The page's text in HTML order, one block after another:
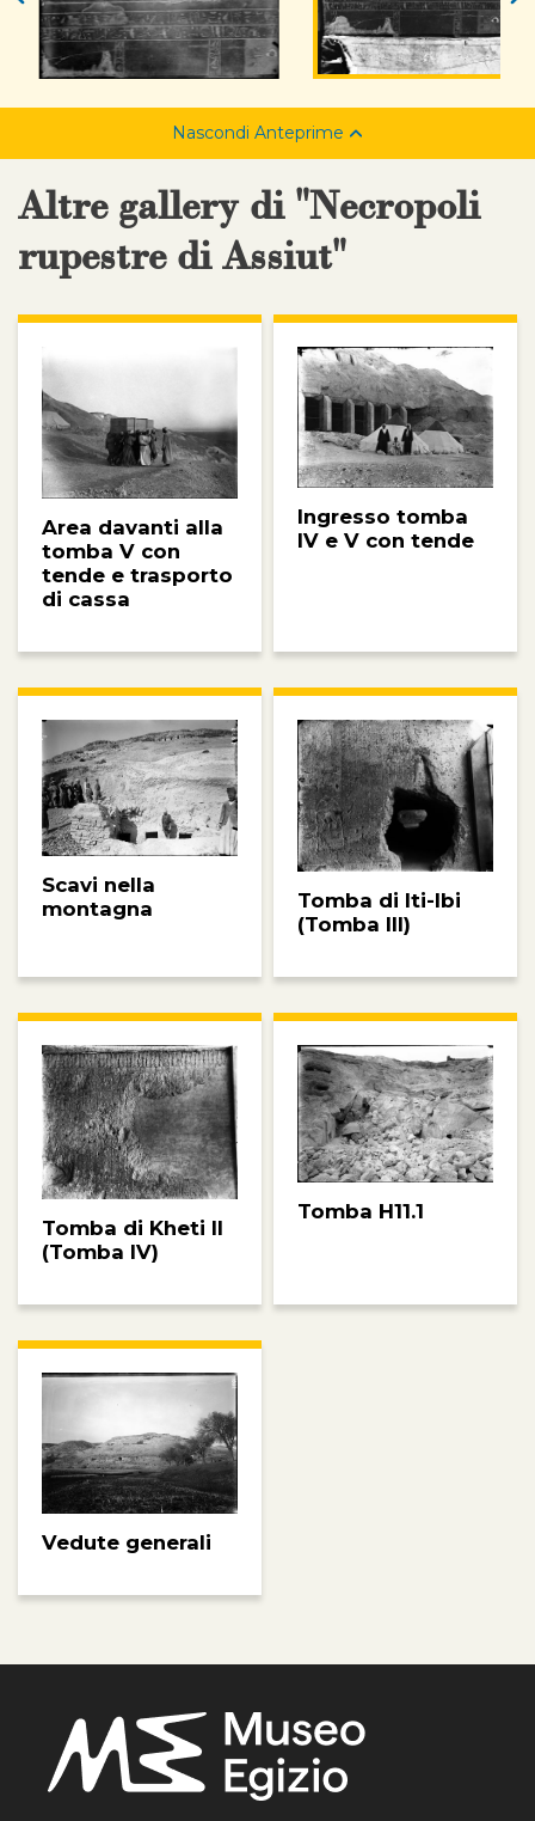
Nascondi Anteprime
Altre gallery di "Necropoli
rupestre di Assiut"
Area davanti alla
tomba V con
tende e trasporto
di cassa
Ingresso tomba
IV e V con tende
Scavi nella
montagna
Tomba di Iti-Ibi
(Tomba III)
Tomba di Kheti II
(Tomba IV)
Tomba H11.1
Vedute generali